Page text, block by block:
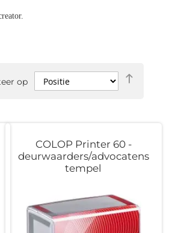
op
COLOP Printer 60 -
deurwaarders/advocatens
tempel